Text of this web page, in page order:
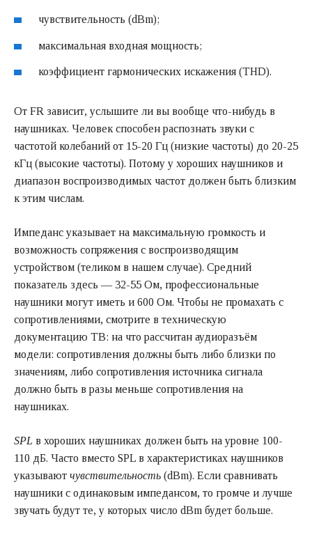
чувствительность (dBm);
максимальная входная мощность;
коэффициент гармонических искажения (THD).
От FR зависит, услышите ли вы вообще что-нибудь в
наушниках. Человек способен распознать звуки с
частотой колебаний от 15-20 Гц (низкие частоты) до 20-25
кГц (высокие частоты). Потому у хороших наушников и
диапазон воспроизводимых частот должен быть близким
к этим числам.
Импеданс указывает на максимальную громкость и
возможность сопряжения с воспроизводящим
устройством (теликом в нашем случае). Средний
показатель здесь — 32-55 Ом, профессиональные
наушники могут иметь и 600 Ом. Чтобы не промахать с
сопротивлениями, смотрите в техническую
документацию ТВ: на что рассчитан аудиоразъём
модели: сопротивления должны быть либо близки по
значениям, либо сопротивления источника сигнала
должно быть в разы меньше сопротивления на
наушниках.
SPL в хороших наушниках должен быть на уровне 100-
110 дБ. Часто вместо SPL в характеристиках наушников
указывают чувствительность (dBm). Если сравнивать
наушники с одинаковым импедансом, то громче и лучше
звучать будут те, у которых число dBm будет больше.